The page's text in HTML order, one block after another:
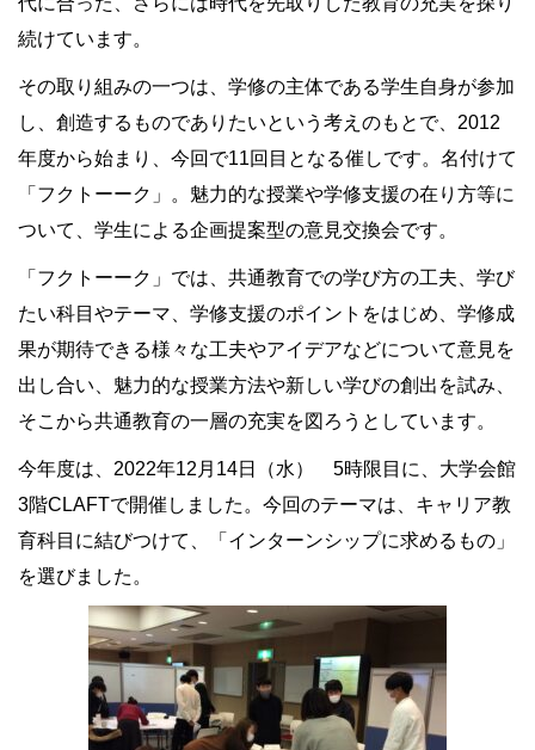
続けています。
その取り組みの一つは、学修の主体である学生自身が参加
し、創造するものでありたいという考えのもとで、 2012
年度から始まり、今回で11回目となる催しです。名付けて
「フクトーーク」。魅力的な授業や学修支援の在り方等に
ついて、学生による企画提案型の意見交換会です。
「フクトーーク」では、共通教育での学び方の工夫、学び
たい科目やテーマ、学修支援のポイントをはじめ、学修成
果が期待できる様々な工夫やアイデアなどについて意見を
出し合い、魅力的な授業方法や新しい学びの創出を試み、
そこから共通教育の一層の充実を図ろうとしています。
今年度は、2022年12月14日（水） 5時限目に、大学会館
3階CLAFTで開催しました。今回のテーマは、キャリア教
育科目に結びつけて、「インターンシップに求めるもの」
を選びました。